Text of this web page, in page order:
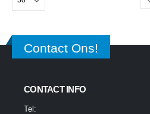
Contact Ons!
CONTACT INFO
Tel: